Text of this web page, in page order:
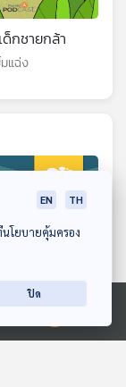
ด็กชายกล้า
แฉ่ง
ข่มุก อัญมณีแห่ง
EN TH
นโยบายคุ้มครอง
ปิด